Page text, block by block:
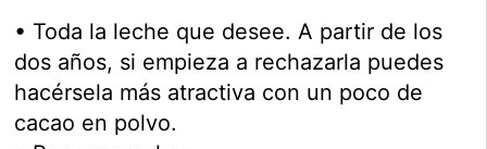
• Toda la leche que desee. A partir de los
dos años, si empieza a rechazarla puedes
hacérsela más atractiva con un poco de
cacao en polvo.